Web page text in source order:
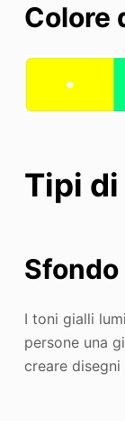
Colore
Tipi
I toni gialli
persone una
creare